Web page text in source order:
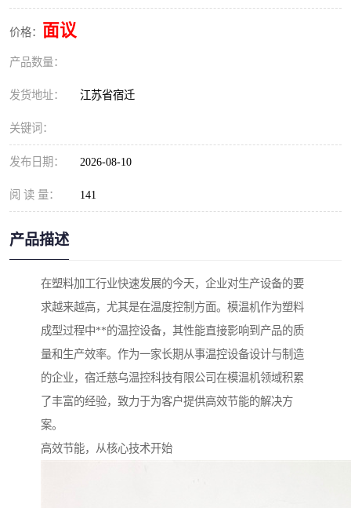
价格： 面议
产品数量：
发货地址： 江苏省宿迁
关键词：
发布日期： 2026-08-10
阅 读 量： 141
产品描述
在塑料加工行业快速发展的今天，企业对生产设备的要
求越来越高，尤其是在温度控制方面。模温机作为塑料
成型过程中**的温控设备，其性能直接影响到产品的质
量和生产效率。作为一家长期从事温控设备设计与制造
的企业，宿迁慈乌温控科技有限公司在模温机领域积累
了丰富的经验，致力于为客户提供高效节能的解决方
案。
高效节能，从核心技术开始